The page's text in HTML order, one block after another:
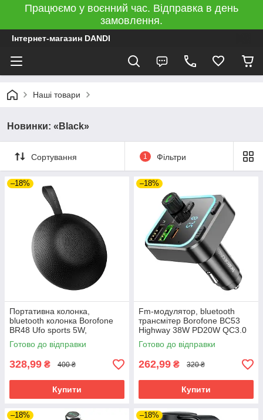
Працюємо у воєнний час. Відправка в день
замовлення.
Інтернет-магазин DANDI
Наші товари
Новинки: «Black»
Сортування 1 Фільтри
–18%
Портативна колонка,
bluetooth колонка Borofone
BR48 Ufo sports 5W,
1200mAh акумулятор
Готово до відправки
328,99 ₴ 400 ₴
Купити
–18%
Fm-модулятор, bluetooth
трансмітер Borofone BC53
Highway 38W PD20W QC3.0
Готово до відправки
262,99 ₴ 320 ₴
Купити
–18% –18%